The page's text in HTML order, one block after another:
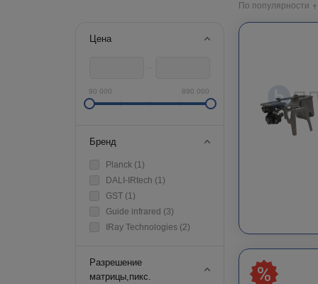
Цена
90 000 890 000
Бренд
Planck (1)
DALI-IRtech (1)
GST (1)
Guide infrared (3)
IRay Technologies (2)
Разрешение
матрицы,пикс.
По популярности